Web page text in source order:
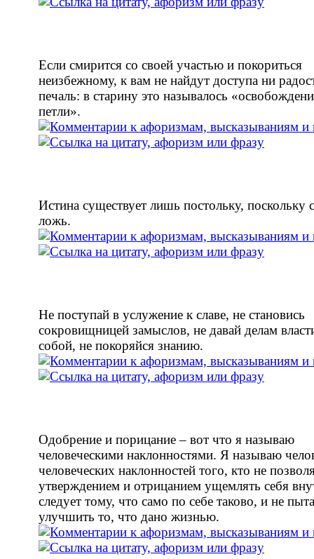
Если смирится со своей участью и покориться
неизбежному, к вам не найдут доступа ни
печаль: в старину это называлось
петли».
Истина существует лишь постольку, поскольку
ложь.
Не поступай в услужение к славе, не становись
сокровищницей замыслов, не давай делам
собой, не покоряйся знанию.
Одобрение и порицание – вот что я называю
человеческими наклонностями. Я называю
человеческих наклонностей того, кто не
утверждением и отрицанием ущемлять себя
следует тому, что само по себе таково, и не
улучшить то, что дано жизнью.